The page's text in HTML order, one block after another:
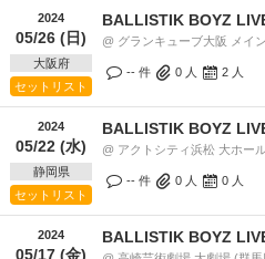
2024
05/26 (日)
大阪府
セットリスト
BALLISTIK BOYZ
@ グランキューブ大阪 メイ
-- 件 0 人 2 人
2024
05/22 (水)
静岡県
セットリスト
BALLISTIK BOYZ
@ アクトシティ浜松 大ホー
-- 件 0 人 0 人
2024
05/17 (金)
BALLISTIK BOYZ